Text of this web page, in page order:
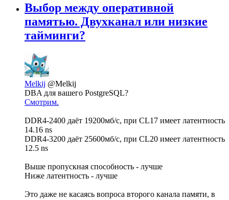
Выбор между оперативной
памятью. Двухканал или низкие
тайминги?
Melkij @Melkij
DBA для вашего PostgreSQL?
Смотрим.
DDR4-2400 даёт 19200мб/с, при CL17 имеет латентность
14.16 ns
DDR4-3200 даёт 25600мб/с, при CL20 имеет латентность
12.5 ns
Выше пропускная способность - лучше
Ниже латентность - лучше
Это даже не касаясь вопроса второго канала памяти, в